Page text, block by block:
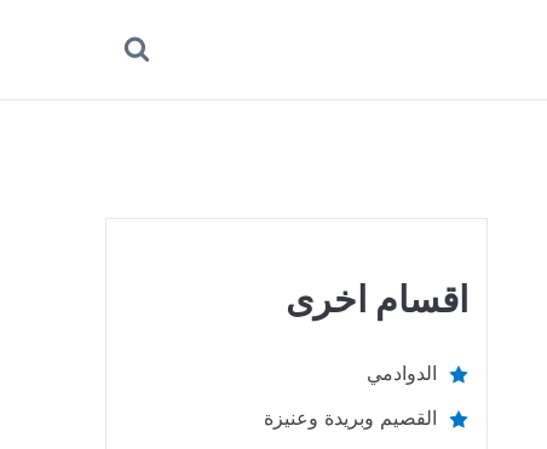
اقسام اخرى
الدوادمي
القصيم وبريدة وعنيزة